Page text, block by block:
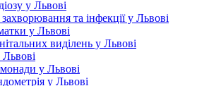
у Львові
та інфекції у Львові
у Львові
виділень у Львові
у Львові
у Львові